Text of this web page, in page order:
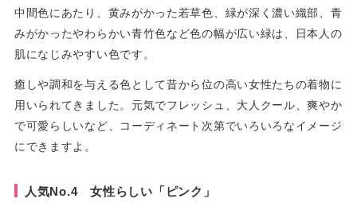
中間色にあたり、黄みがかった若草色、緑が深く濃い織部、青
みがかったやわらかい青竹色など色の幅が広い緑は、日本人の
肌になじみやすい色です。
癒しや調和を与える色として昔から位の高い女性たちの着物に
用いられてきました。元気でフレッシュ、大人クール、爽やか
で可愛らしいなど、コーディネート次第でいろいろなイメージ
にできますよ。
人気No.4 女性らしい「ピンク」